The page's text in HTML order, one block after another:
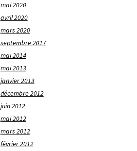
mai 2020
avril 2020
mars 2020
septembre 2017
mai 2014
mai 2013
janvier 2013
décembre 2012
juin 2012
mai 2012
mars 2012
février 2012